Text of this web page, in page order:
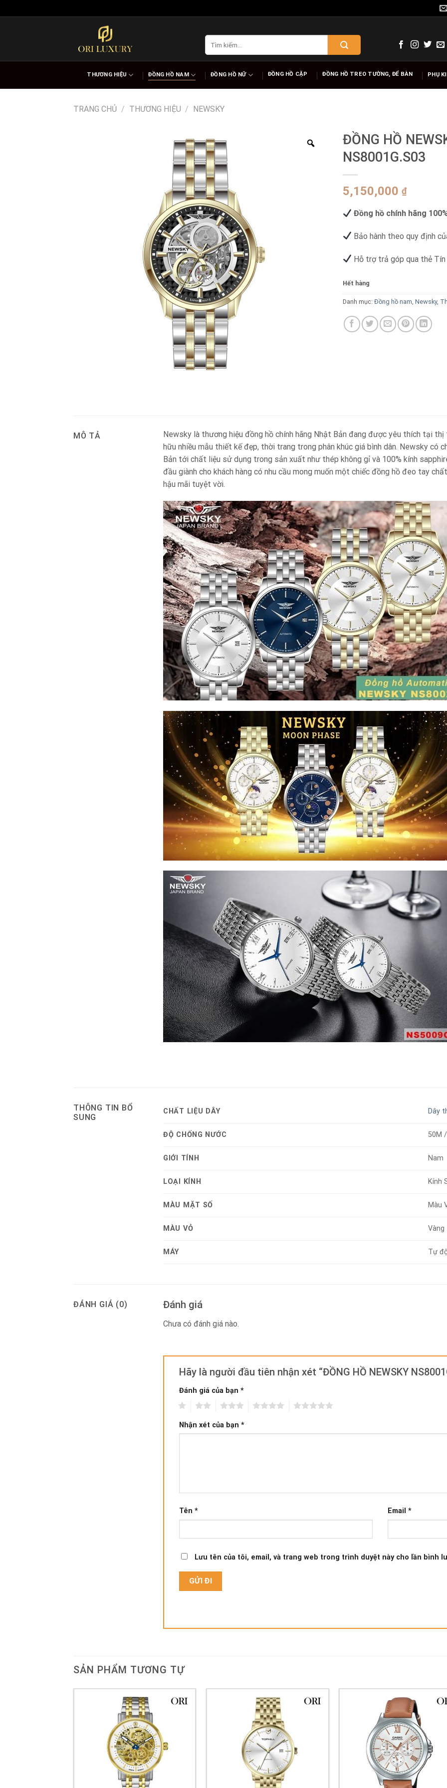
to
THƯƠNG HIỆU ĐỒNG HỒ NAM ĐỒNG HỒ NỮ ĐỒNG HỒ CẶP ĐỒNG HỒ TREO TƯỜNG, ĐỂ BÀN PHỤ
TRANG CHỦ / THƯƠNG HIỆU / NEWSKY
ĐỒNG HỒ
NS8001G.S03
5,150,000 ₫
Đồng hồ chính hãng
Bảo hành theo quy định
Hỗ trợ trả góp qua thẻ
Hết hàng
Danh mục: Đồng hồ nam, Newsky,
MÔ TẢ
Newsky là thương hiệu đồng hồ chính hãng Nhật Bản đang được yêu thích tại
hữu nhiều mẫu thiết kế đẹp, thời trang trong phân khúc giá bình dân. Newsky có
Bản tới chất liệu sử dụng trong sản xuất như thép không gỉ và 100% kính
đầu giành cho khách hàng có nhu cầu mong muốn một chiếc đồng hồ đeo tay
hậu mãi tuyệt vời.
THÔNG TIN BỔ
SUNG
CHẤT LIỆU DÂY Dây
ĐỘ CHỐNG NƯỚC 50M
GIỚI TÍNH Nam
LOẠI KÍNH Kính
MÀU MẶT SỐ Màu
MÀU VỎ Vàng
MÁY Tự
ĐÁNH GIÁ (0) Đánh giá
Chưa có đánh giá nào.
Hãy là người đầu tiên nhận xét “ĐỒNG HỒ NEWSKY
Đánh giá của bạn *
Nhận xét của bạn *
Tên * Email *
Lưu tên của tôi, email, và trang web trong trình duyệt này cho lần bình
SẢN PHẨM TƯƠNG TỰ